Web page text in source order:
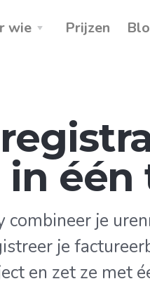
wie Prijzen
in één
combineer je
je
en zet ze met